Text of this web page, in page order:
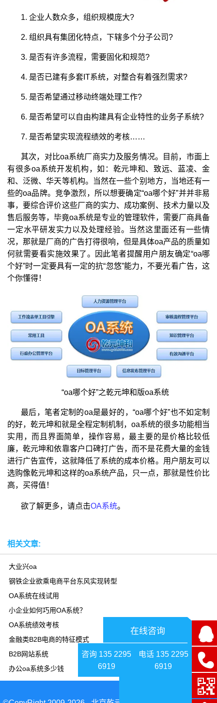
1. 企业人数众多，组织规模庞大?
2. 组织具有集团化特点，下辖多个分子公司?
3. 是否有许多流程，需要固化和规范?
4. 是否已建有多套IT系统，对整合有着强烈需求?
5. 是否希望通过移动终端处理工作?
6. 是否希望可以自由构建具有企业特性的业务子系统?
7. 是否希望实现流程绩效的考核……
其次，对比oa系统厂商实力及服务情况。目前，市面上
有很多oa系统开发机构，如：乾元坤和、致远、蓝凌、金
和、泛微、华天等机构。当然在一些个别地方，当地还有一
些的oa品牌。竞争激烈，所以想要确定“oa哪个好”并并非易
事，要综合评价这些厂商的实力、成功案例、技术力量以及
售后服务等，毕竟oa系统是专业的管理软件，需要厂商具备
一定水平研发实力以及处理经验。当然这里面还有一些情
况，那就是厂商的广告打得很响，但是具体oa产品的质量如
何就需要看实施效果了。因此笔者提醒用户朋友确定“oa哪
个好”时一定要具有一定的抗“忽悠”能力，不要光看广告，这
个你懂得！
“oa哪个好”之乾元坤和版oa系统
最后，笔者定制的oa是最好的，“oa哪个好”也不如定制
的好，乾元坤和就是全程定制机制，oa系统的很多功能相当
实用，而且界面简单，操作容易，最主要的是价格比较低
廉，乾元坤和依靠客户口碑打广告，而不是花费大量的金钱
进行广告宣传，这就降低了系统的成本价格。用户朋友可以
选购像乾元坤和这样的oa系统产品，只一点，那就是性价比
高，买得值！
欲了解更多，请点击OA系统。
相关文章:
大业兴oa
钢铁企业欲乘电商平台东风实现转型
OA系统在线试用
小企业如何巧用OA系统？
OA系统绩效考核
金融类B2B电商的特征模式
B2B网站系统
办公oa系统多少钱
在线咨询
咨询 135 2295
6919
电话 135 2295
6919